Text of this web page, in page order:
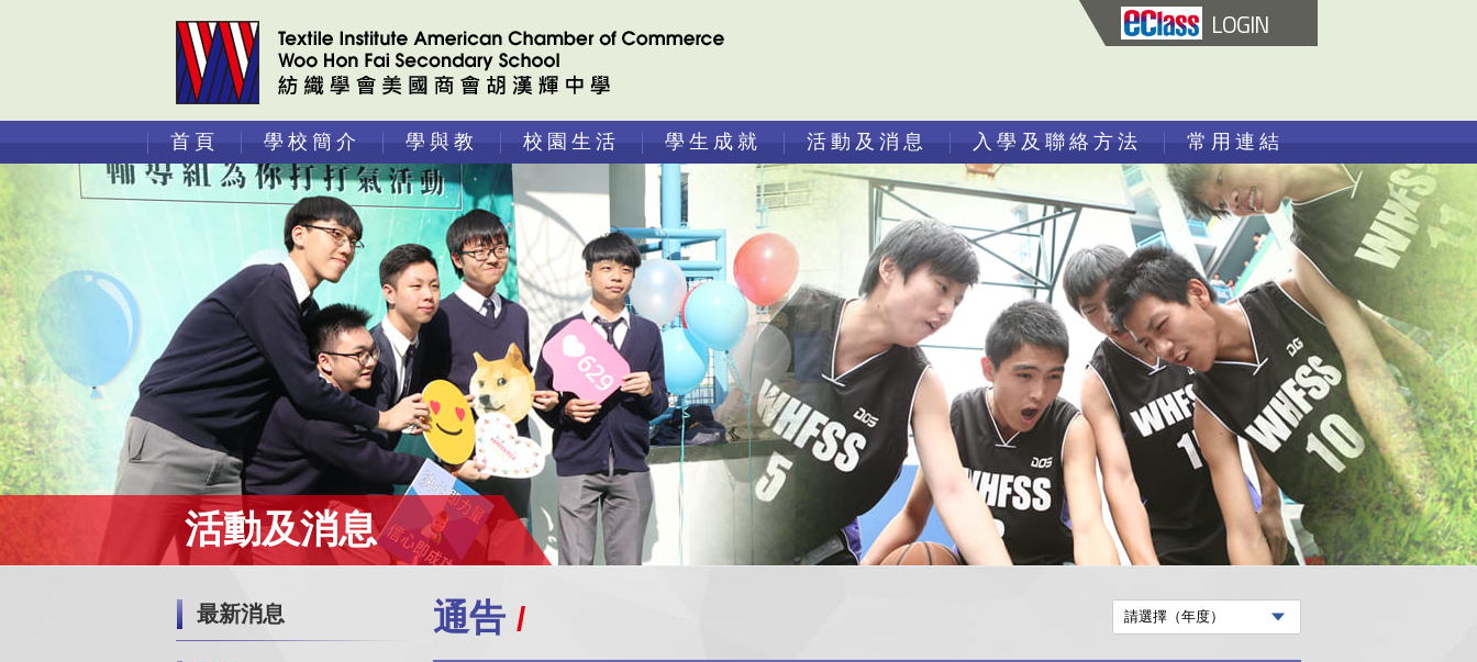
LOGIN
首頁 學校簡介 學與教 校園生活 學生成就 活動及消息 入學及聯絡方法 常用連結
活動及消息
最新消息 通告